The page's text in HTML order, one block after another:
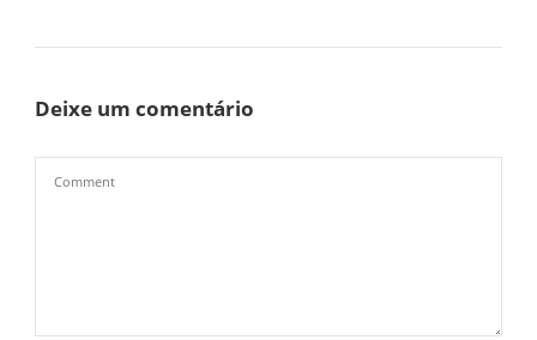
Deixe um comentário